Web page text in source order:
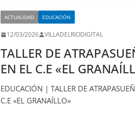
ACTUALIDAD EDUCACIÓN
12/03/2026 VILLADELRIODIGITAL
TALLER DE
EN EL C.E «EL
EDUCACIÓN | TALLER DE
C.E «EL GRANAÍLLO»